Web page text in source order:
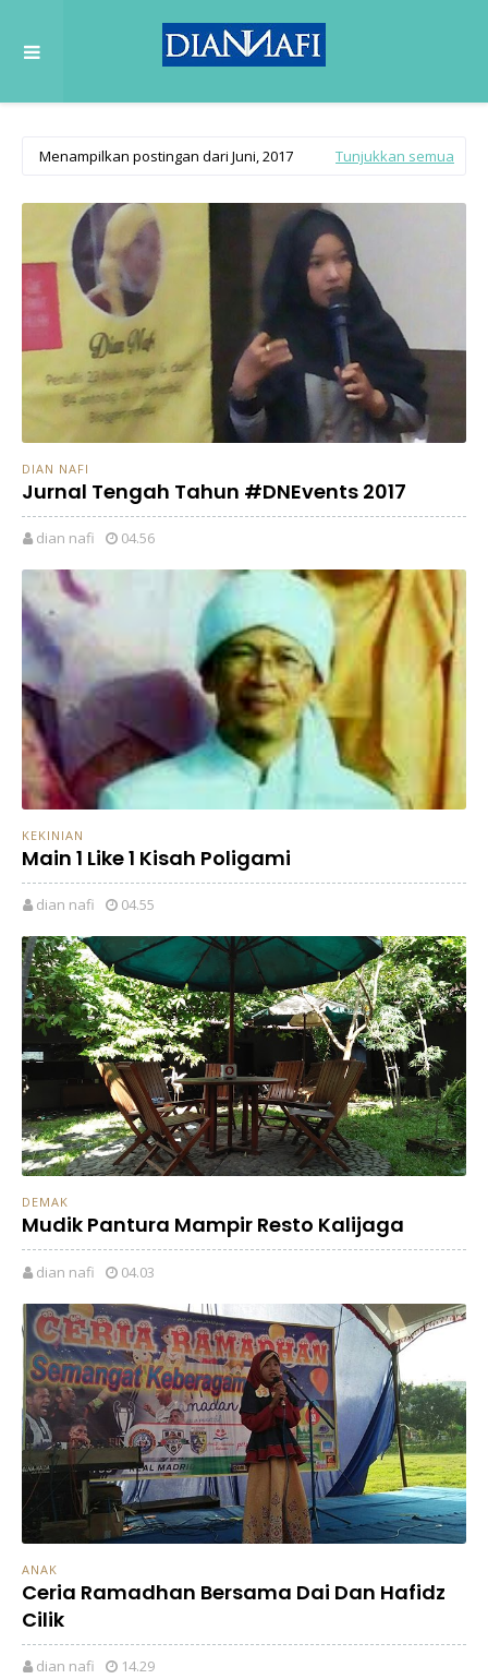
Menampilkan postingan dari Juni, 2017 Tunjukkan semua
DIAN NAFI
Jurnal Tengah Tahun #DNEvents 2017
dian nafi 04.56
KEKINIAN
Main 1 Like 1 Kisah Poligami
dian nafi 04.55
DEMAK
Mudik Pantura Mampir Resto Kalijaga
dian nafi 04.03
ANAK
Ceria Ramadhan Bersama Dai Dan Hafidz
Cilik
dian nafi 14.29